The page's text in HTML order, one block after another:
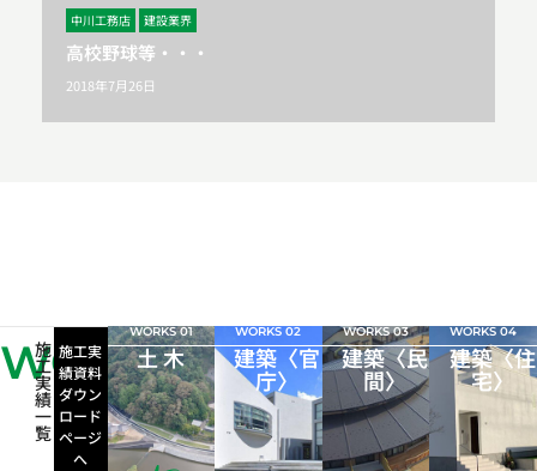
中川工務店 建設業界
高校野球等・・・
2018年7月26日
WORKS
施
工
実
績
一
覧
施工実
績資料
ダウン
ロード
ページ
へ
WORKS 01
土 木
WORKS 02
建築〈官
庁〉
WORKS 03
建築〈民
間〉
WORKS 04
建築〈住
宅〉